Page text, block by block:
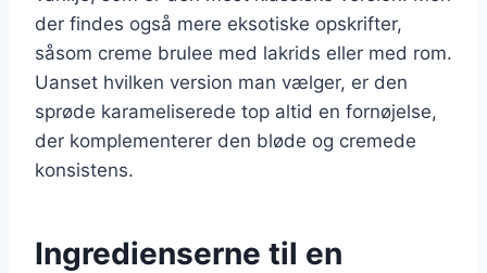
der findes også mere eksotiske opskrifter,
såsom creme brulee med lakrids eller med rom.
Uanset hvilken version man vælger, er den
sprøde karameliserede top altid en fornøjelse,
der komplementerer den bløde og cremede
konsistens.
Ingredienserne til en